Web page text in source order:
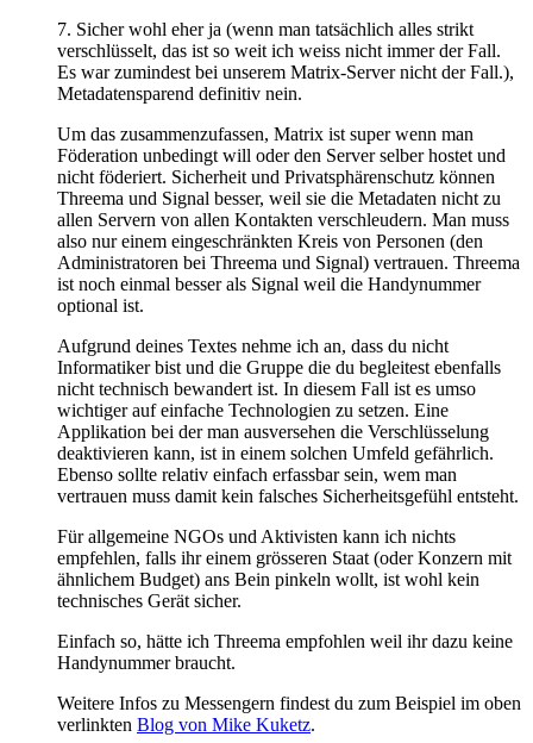
7. Sicher wohl eher ja (wenn man tatsächlich alles strikt
verschlüsselt, das ist so weit ich weiss nicht immer der Fall.
Es war zumindest bei unserem Matrix-Server nicht der Fall.),
Metadatensparend definitiv nein.
Um das zusammenzufassen, Matrix ist super wenn man
Föderation unbedingt will oder den Server selber hostet und
nicht föderiert. Sicherheit und Privatsphärenschutz können
Threema und Signal besser, weil sie die Metadaten nicht zu
allen Servern von allen Kontakten verschleudern. Man muss
also nur einem eingeschränkten Kreis von Personen (den
Administratoren bei Threema und Signal) vertrauen. Threema
ist noch einmal besser als Signal weil die Handynummer
optional ist.
Aufgrund deines Textes nehme ich an, dass du nicht
Informatiker bist und die Gruppe die du begleitest ebenfalls
nicht technisch bewandert ist. In diesem Fall ist es umso
wichtiger auf einfache Technologien zu setzen. Eine
Applikation bei der man ausversehen die Verschlüsselung
deaktivieren kann, ist in einem solchen Umfeld gefährlich.
Ebenso sollte relativ einfach erfassbar sein, wem man
vertrauen muss damit kein falsches Sicherheitsgefühl entsteht.
Für allgemeine NGOs und Aktivisten kann ich nichts
empfehlen, falls ihr einem grösseren Staat (oder Konzern mit
ähnlichem Budget) ans Bein pinkeln wollt, ist wohl kein
technisches Gerät sicher.
Einfach so, hätte ich Threema empfohlen weil ihr dazu keine
Handynummer braucht.
Weitere Infos zu Messengern findest du zum Beispiel im oben
verlinkten Blog von Mike Kuketz.